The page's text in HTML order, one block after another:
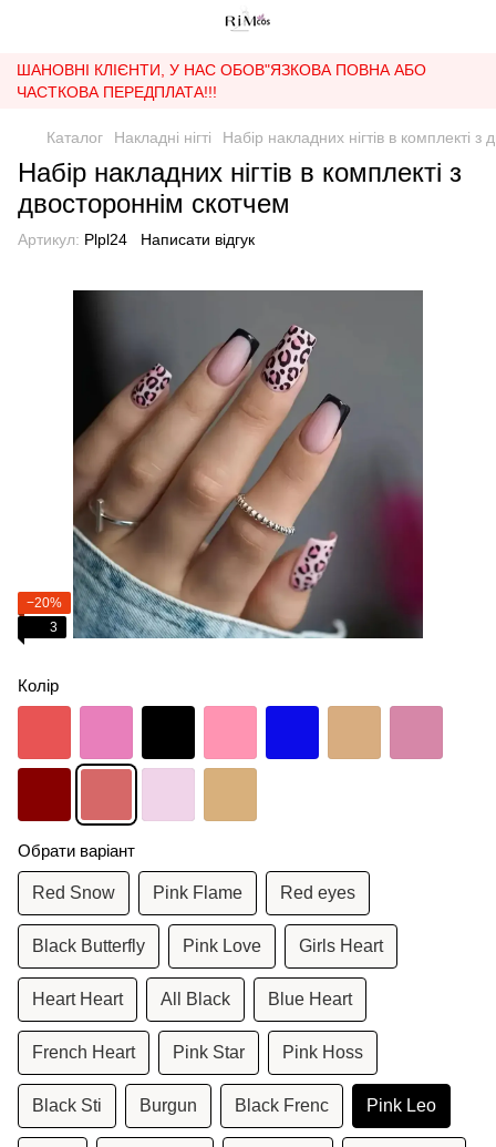
ШАНОВНІ КЛІЄНТИ, У НАС ОБОВ"ЯЗКОВА ПОВНА АБО
ЧАСТКОВА ПЕРЕДПЛАТА!!!
Каталог Накладні нігті Набір накладних нігтів в комплекті з
Набір накладних нігтів в комплекті з
двостороннім скотчем
Артикул: Plpl24 Написати відгук
−20%
3
Колір
Обрати варіант
Red Snow Pink Flame Red eyes
Black Butterfly Pink Love Girls Heart
Heart Heart All Black Blue Heart
French Heart Pink Star Pink Hoss
Black Sti Burgun Black Frenc Pink Leo